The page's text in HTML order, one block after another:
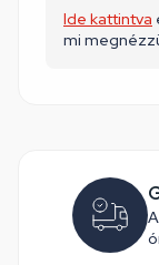
Ide kattintva
mi